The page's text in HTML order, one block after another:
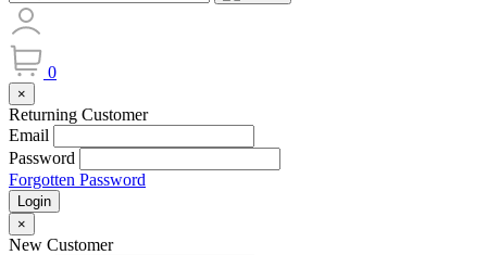
0
×
Returning Customer
Email
Password
Forgotten Password
Login
×
New Customer